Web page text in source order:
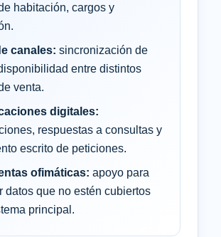
habitación, cargos y
canales: sincronización de
entre distintos
venta.
digitales:
respuestas a consultas y
escrito de peticiones.
ofimáticas: apoyo para
datos que no estén cubiertos
principal.